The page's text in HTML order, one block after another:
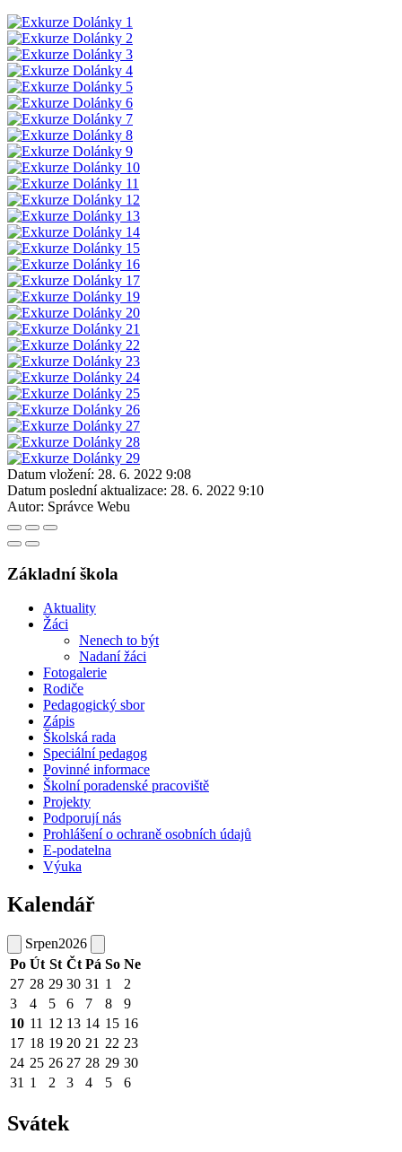
Datum vložení: 28. 6. 2022 9:08
Datum poslední aktualizace: 28. 6. 2022 9:10
Autor: Správce Webu
Základní škola
Aktuality
Žáci
Nenech to být
Nadaní žáci
Fotogalerie
Rodiče
Pedagogický sbor
Zápis
Školská rada
Speciální pedagog
Povinné informace
Školní poradenské pracoviště
Projekty
Podporují nás
Prohlášení o ochraně osobních údajů
E-podatelna
Výuka
Kalendář
Srpen2026
Po Út St Čt Pá So Ne
27 28 29 30 31 1
2
3
4 5 6 7 8
9
10 11 12 13 14 15 16
17 18 19 20 21 22 23
24 25 26 27 28 29 30
31 1 2 3 4 5 6
Svátek